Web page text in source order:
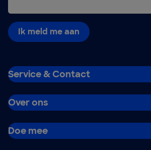
Ik meld me aan
Service & Contact
Over ons
Doe mee